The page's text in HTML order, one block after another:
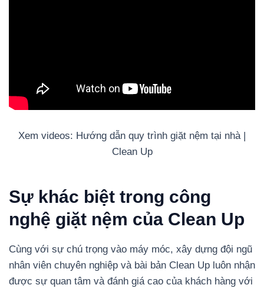
Xem videos: Hướng dẫn quy trình giặt nệm tại nhà |
Clean Up
Sự khác biệt trong công
nghệ giặt nệm của Clean Up
Cùng với sự chú trọng vào máy móc, xây dựng đội ngũ
nhân viên chuyên nghiệp và bài bản Clean Up luôn nhận
được sự quan tâm và đánh giá cao của khách hàng với